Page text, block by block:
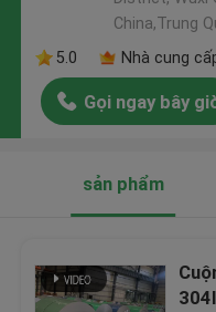
China,Trung
5.0
Nhà cung
Gọi ngay bây
sản phẩm